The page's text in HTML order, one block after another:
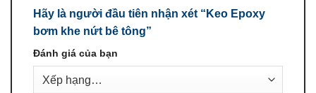
Hãy là người đầu tiên nhận xét “Keo Epoxy
bơm khe nứt bê tông”
Đánh giá của bạn